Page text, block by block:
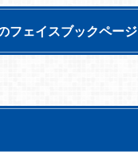
フェイスブックページ